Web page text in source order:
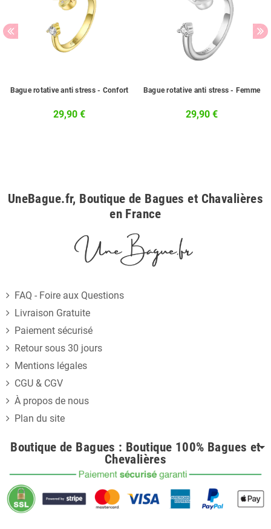
Bague rotative anti stress - Confort
29,90 €
Bague rotative anti stress - Femme
29,90 €
UneBague.fr, Boutique de Bagues et Chavalières
en France
FAQ - Foire aux Questions
Livraison Gratuite
Paiement sécurisé
Retour sous 30 jours
Mentions légales
CGU & CGV
À propos de nous
Plan du site
Boutique de Bagues : Boutique 100% Bagues et
Chevalières